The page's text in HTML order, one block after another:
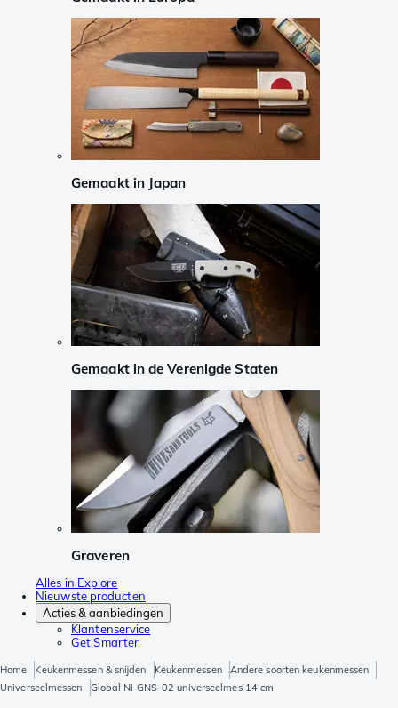
Gemaakt in Japan
Gemaakt in de Verenigde Staten
Graveren
Alles in Explore
Nieuwste producten
Acties & aanbiedingen
Klantenservice
Get Smarter
Home Keukenmessen & snijden Keukenmessen
Andere soorten keukenmessen
Universeelmessen
Global Ni GNS-02 universeelmes 14 cm